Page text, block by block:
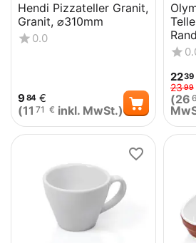
Hendi Pizzateller Granit,
Granit, ⌀310mm
0.0
984 €
(11 71 € inkl. MwSt.)
2239
2399
(26